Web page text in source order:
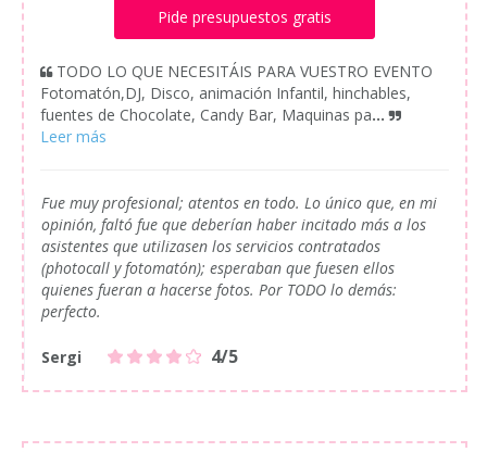
Pide presupuestos gratis
TODO LO QUE NECESITÁIS PARA VUESTRO EVENTO
Fotomatón,DJ, Disco, animación Infantil, hinchables,
fuentes de Chocolate, Candy Bar, Maquinas pa...
Fue muy profesional; atentos en todo. Lo único que, en mi
opinión, faltó fue que deberían haber incitado más a los
asistentes que utilizasen los servicios contratados
(photocall y fotomatón); esperaban que fuesen ellos
quienes fueran a hacerse fotos. Por TODO lo demás:
perfecto.
Sergi 4/5